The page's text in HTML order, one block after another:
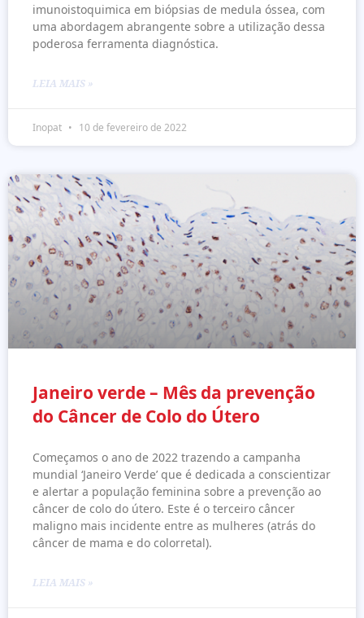
imunoistoquimica em biópsias de medula óssea, com
uma abordagem abrangente sobre a utilização dessa
poderosa ferramenta diagnóstica.
LEIA MAIS »
Inopat 10 de fevereiro de 2022
Janeiro verde – Mês da prevenção
do Câncer de Colo do Útero
Começamos o ano de 2022 trazendo a campanha
mundial ‘Janeiro Verde’ que é dedicada a conscientizar
e alertar a população feminina sobre a prevenção ao
câncer de colo do útero. Este é o terceiro câncer
maligno mais incidente entre as mulheres (atrás do
câncer de mama e do colorretal).
LEIA MAIS »